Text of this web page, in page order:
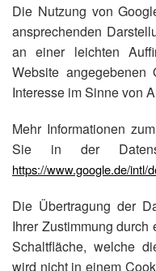
Die Nutzung von
ansprechenden
an einer leichten
Website
Interesse im Sinne von
Mehr Informationen
Sie in der
https://www.google.de/intl/
Die Übertragung der
Ihrer Zustimmung
Schaltfläche, welche
wird nicht in einem